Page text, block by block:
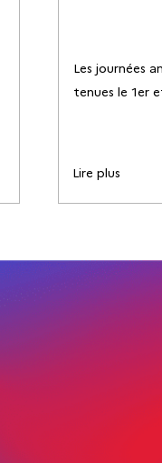
Les journées
tenues le 1er
Lire plus